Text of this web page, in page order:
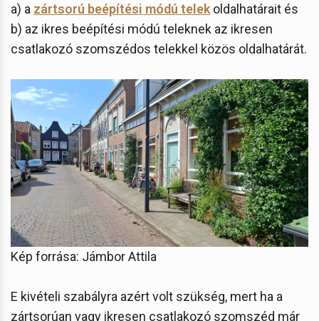
a) a zártsorú beépítési módú telek oldalhatárait és
b) az ikres beépítési módú teleknek az ikresen
csatlakozó szomszédos telekkel közös oldalhatárát.
Kép forrása: Jámbor Attila
E kivételi szabályra azért volt szükség, mert ha a
zártsorúan vagy ikresen csatlakozó szomszéd már